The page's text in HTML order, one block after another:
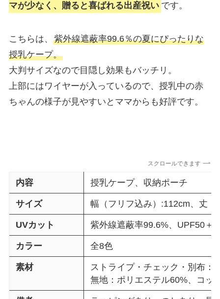
マが少なく、贈ると喜ばれる出産祝い です。
こちらは、 紫外線遮蔽率99.6％の夏にぴったりな
授乳ケープ。
大判サイズなので目隠し効果もバッチリ。
上部にはワイヤーが入っているので、授乳中の赤
ちゃんの様子が見やすいとママからも好評です。
スクロールできます
内容 授乳ケープ、収納ポーチ
サイズ 幅（フリフ込み）:112cm、丈
UVカット 紫外線遮蔽率99.6%、UPF50＋
カラー 全8色
素材
ストライプ・チェック・別布：
無地：ポリエステル60%、コッ